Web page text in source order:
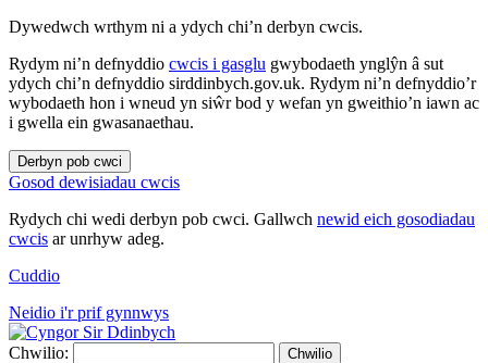
Dywedwch wrthym ni a ydych chi’n derbyn cwcis.
Rydym ni’n defnyddio cwcis i gasglu gwybodaeth ynglŷn â sut
ydych chi’n defnyddio sirddinbych.gov.uk. Rydym ni’n defnyddio’r
wybodaeth hon i wneud yn siŵr bod y wefan yn gweithio’n iawn ac
i gwella ein gwasanaethau.
Derbyn pob cwci
Gosod dewisiadau cwcis
Rydych chi wedi derbyn pob cwci. Gallwch newid eich gosodiadau
cwcis ar unrhyw adeg.
Cuddio
Neidio i'r prif gynnwys
Chwilio: Chwilio